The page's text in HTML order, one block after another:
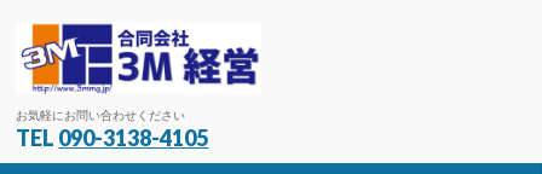
お気軽にお問い合わせください
TEL 090-3138-4105